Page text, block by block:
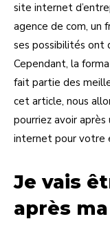
site internet
agence de com, un
ses possibilités ont
Cependant, la
fait partie des
cet article, nous
pourriez avoir
internet pour votre
Je vais
après